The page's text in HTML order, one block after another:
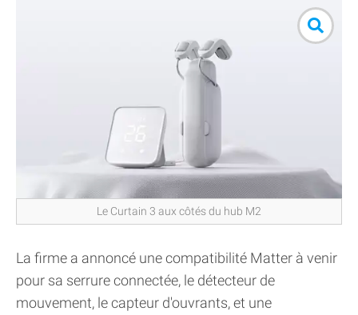
Le Curtain 3 aux côtés du hub M2
La firme a annoncé une compatibilité Matter à venir
pour sa serrure connectée, le détecteur de
mouvement, le capteur d'ouvrants, et une